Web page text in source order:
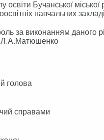
освіти Бучанської
навчальних
за виконанням даного
Л.А.Матюшенко
голова
справами